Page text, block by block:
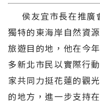
侯友宜市長在推廣
獨特的東海岸自然資
旅遊目的地，他在今
多新北市民以實際行
家共同力挺花蓮的觀
的地方，進一步支持